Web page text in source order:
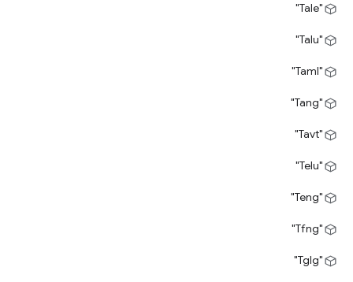
"Tale"
"Talu"
"Taml"
"Tang"
"Tavt"
"Telu"
"Teng"
"Tfng"
"Tglg"